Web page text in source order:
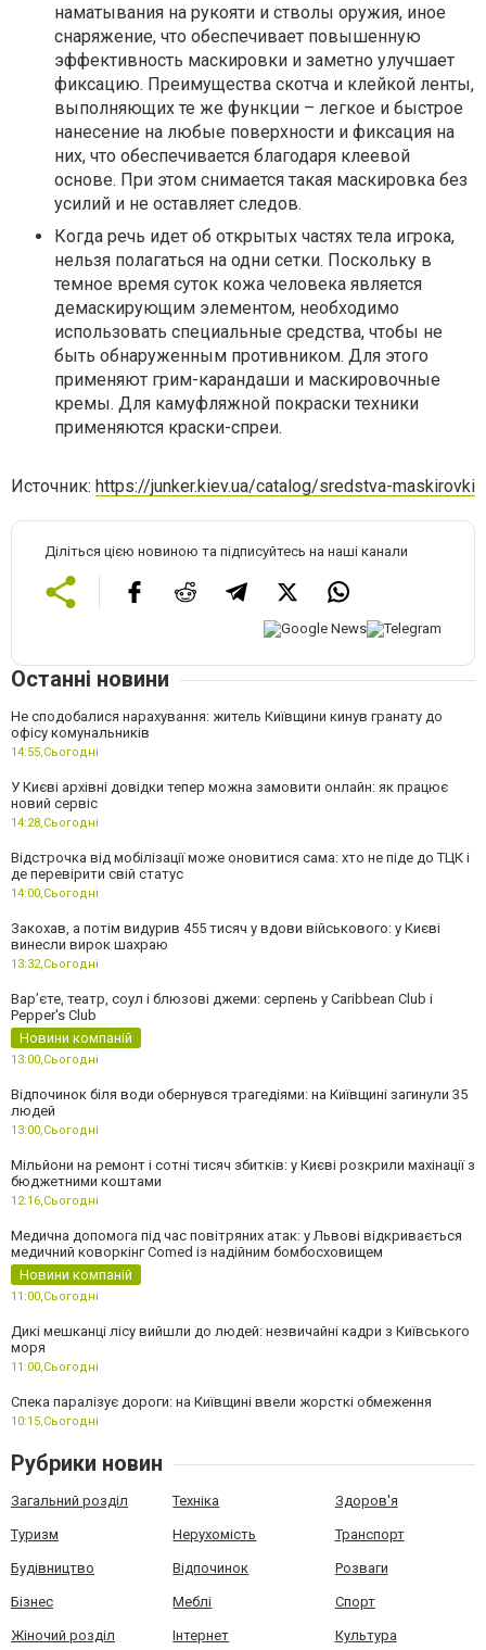
наматывания на рукояти и стволы оружия, иное
снаряжение, что обеспечивает повышенную
эффективность маскировки и заметно улучшает
фиксацию. Преимущества скотча и клейкой ленты,
выполняющих те же функции – легкое и быстрое
нанесение на любые поверхности и фиксация на
них, что обеспечивается благодаря клеевой
основе. При этом снимается такая маскировка без
усилий и не оставляет следов.
Когда речь идет об открытых частях тела игрока,
нельзя полагаться на одни сетки. Поскольку в
темное время суток кожа человека является
демаскирующим элементом, необходимо
использовать специальные средства, чтобы не
быть обнаруженным противником. Для этого
применяют грим-карандаши и маскировочные
кремы. Для камуфляжной покраски техники
применяются краски-спреи.
Источник: https://junker.kiev.ua/catalog/sredstva-maskirovki
Діліться цією новиною та підписуйтесь на наші канали
Останні новини
Не сподобалися нарахування: житель Київщини кинув гранату до
офісу комунальників
14:55, Сьогодні
У Києві архівні довідки тепер можна замовити онлайн: як працює
новий сервіс
14:28, Сьогодні
Відстрочка від мобілізації може оновитися сама: хто не піде до ТЦК і
де перевірити свій статус
14:00, Сьогодні
Закохав, а потім видурив 455 тисяч у вдови військового: у Києві
винесли вирок шахраю
13:32, Сьогодні
Вар’єте, театр, соул і блюзові джеми: серпень у Caribbean Club і
Pepper's Club
Новини компаній
13:00, Сьогодні
Відпочинок біля води обернувся трагедіями: на Київщині загинули 35
людей
13:00, Сьогодні
Мільйони на ремонт і сотні тисяч збитків: у Києві розкрили махінації з
бюджетними коштами
12:16, Сьогодні
Медична допомога під час повітряних атак: у Львові відкривається
медичний коворкінг Comed із надійним бомбосховищем
Новини компаній
11:00, Сьогодні
Дикі мешканці лісу вийшли до людей: незвичайні кадри з Київського
моря
11:00, Сьогодні
Спека паралізує дороги: на Київщині ввели жорсткі обмеження
10:15, Сьогодні
Рубрики новин
Загальний розділ Техніка Здоров'я
Туризм Нерухомість Транспорт
Будівництво Відпочинок Розваги
Бізнес Меблі Спорт
Жіночий розділ Інтернет Культура